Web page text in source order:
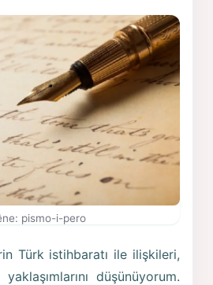
pismo-i-pero
Türk istihbaratı ile ilişkileri,
düşünüyorum.